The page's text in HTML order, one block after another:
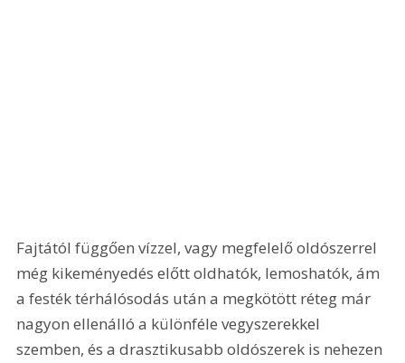
Fajtától függően vízzel, vagy megfelelő oldószerrel
még kikeményedés előtt oldhatók, lemoshatók, ám
a festék térhálósodás után a megkötött réteg már
nagyon ellenálló a különféle vegyszerekkel
szemben, és a drasztikusabb oldószerek is nehezen